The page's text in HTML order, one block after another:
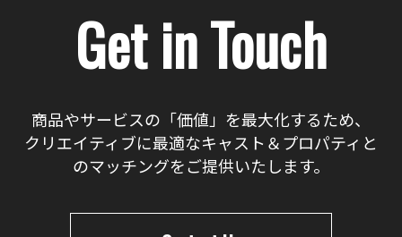
Get in Touch
商品やサービスの「価値」を最大化するため、
クリエイティブに最適なキャスト＆プロパティと
のマッチングをご提供いたします。